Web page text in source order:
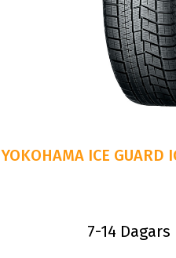
YOKOHAMA ICE
7-14